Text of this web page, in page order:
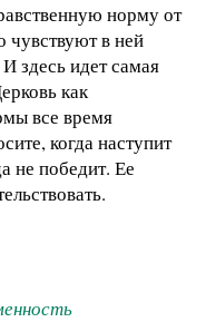
норму от
чувствуют в ней
здесь идет самая
как
все время
когда наступит
не победит. Ее